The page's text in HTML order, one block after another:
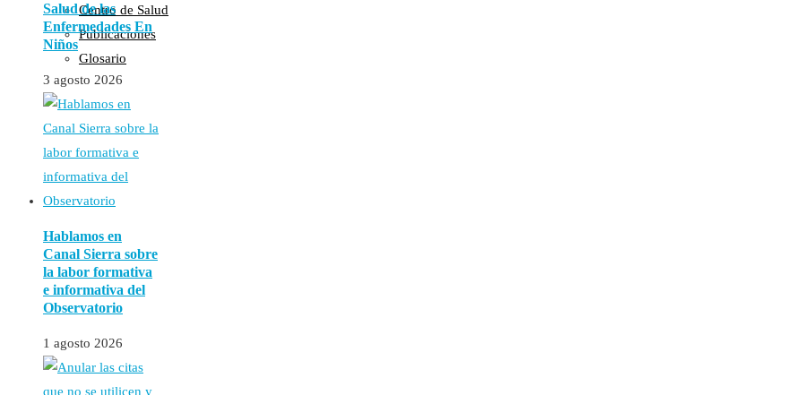
Centro de Salud
Publicaciones
Glosario
Salud de las
Enfermedades En
Niños
3 agosto 2026
Hablamos en
Canal Sierra sobre
la labor formativa
e informativa del
Observatorio
1 agosto 2026